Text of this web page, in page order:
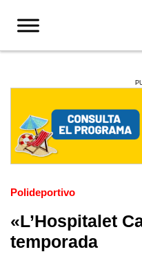
Polideportivo
«L’Hospitalet
temporada